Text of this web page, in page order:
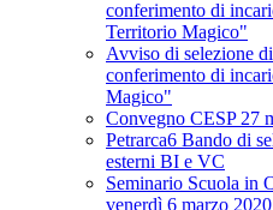
conferimento di
Territorio Magico"
Avviso di selezione
conferimento di
Magico"
Convegno CESP 27
Petrarca6 Bando di
esterni BI e VC
Seminario Scuola in
venerdì 6 marzo